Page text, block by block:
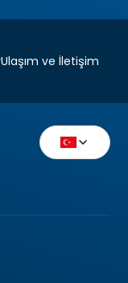
Ulaşım ve İletişim